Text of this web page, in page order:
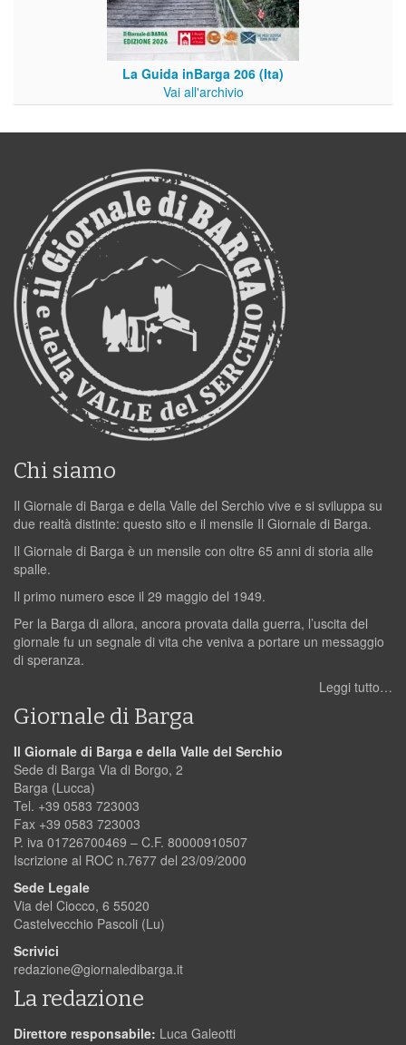
La Guida inBarga 206 (Ita)
Vai all'archivio
Chi siamo
Il Giornale di Barga e della Valle del Serchio vive e si sviluppa su
due realtà distinte: questo sito e il mensile Il Giornale di Barga.
Il Giornale di Barga è un mensile con oltre 65 anni di storia alle
spalle.
Il primo numero esce il 29 maggio del 1949.
Per la Barga di allora, ancora provata dalla guerra, l’uscita del
giornale fu un segnale di vita che veniva a portare un messaggio
di speranza.
Leggi tutto…
Giornale di Barga
Il Giornale di Barga e della Valle del Serchio
Sede di Barga Via di Borgo, 2
Barga (Lucca)
Tel. +39 0583 723003
Fax +39 0583 723003
P. iva 01726700469 – C.F. 80000910507
Iscrizione al ROC n.7677 del 23/09/2000
Sede Legale
Via del Ciocco, 6 55020
Castelvecchio Pascoli (Lu)
Scrivici
redazione@giornaledibarga.it
La redazione
Direttore responsabile: Luca Galeotti